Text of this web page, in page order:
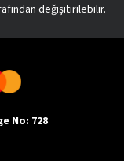
değişitirilebilir.
No: 728